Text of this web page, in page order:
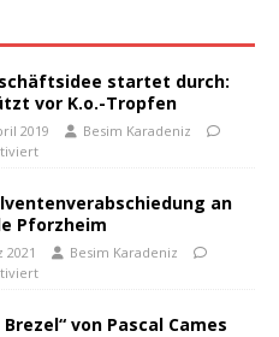
startet durch:
vor K.o.-Tropfen
2019
Besim Karadeniz
an
Pforzheim
2021
Besim Karadeniz
von Pascal Cames